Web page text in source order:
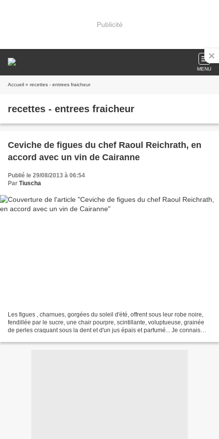
Publicité
MENU
Accueil » recettes - entrees fraicheur
recettes - entrees fraicheur
Ceviche de figues du chef Raoul Reichrath, en
accord avec un vin de Cairanne
Publié le 29/08/2013 à 06:54
Par Tiuscha
Les figues , charnues, gorgées du soleil d'été, offrent sous leur robe noire,
fendillée par le sucre, une chair pourpre, scintillante, voluptueuse, grainée
de perles craquant sous la dent et d'un jus épais et parfumé... Je connais